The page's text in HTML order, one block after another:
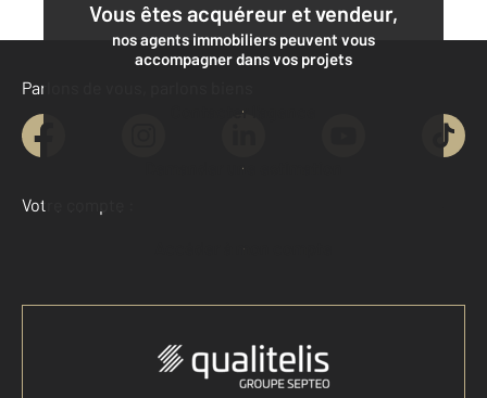
Vous êtes acquéreur et vendeur,
nos agents immobiliers peuvent vous
accompagner dans vos projets
Contacter l'agence
Demander une estimation
Parlons de vous, parlons biens
Votre compte :
Accéder à mon compte